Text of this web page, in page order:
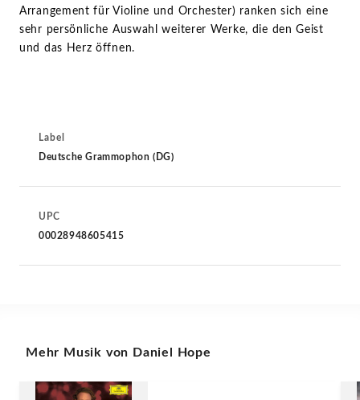
Arrangement für Violine und Orchester) ranken sich eine
sehr persönliche Auswahl weiterer Werke, die den Geist
und das Herz öffnen.
Label
Deutsche Grammophon (DG)
UPC
00028948605415
Mehr Musik von Daniel Hope